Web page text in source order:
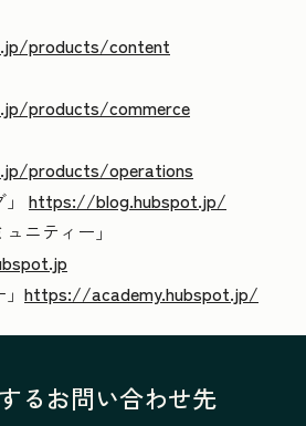
products/content
products/commerce
products/operations
https://blog.hubspot.jp/
ニティー」
https://academy.hubspot.jp/
るお問い合わせ先